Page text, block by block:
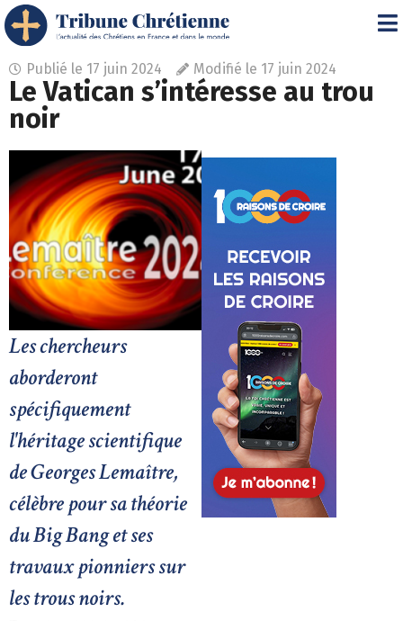
Publié le 17 juin 2024 Modifié le 17 juin 2024
Le Vatican s’intéresse au trou
noir
Les chercheurs
aborderont
spécifiquement
l'héritage scientifique
de Georges Lemaître,
célèbre pour sa théorie
du Big Bang et ses
travaux pionniers sur
les trous noirs.